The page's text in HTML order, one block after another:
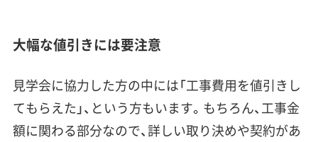
大幅な値引きには要注意
見学会に協力した方の中には「工事費用を値引きし
てもらえた」、という方もいます。もちろん、工事金
額に関わる部分なので、詳しい取り決めや契約があ